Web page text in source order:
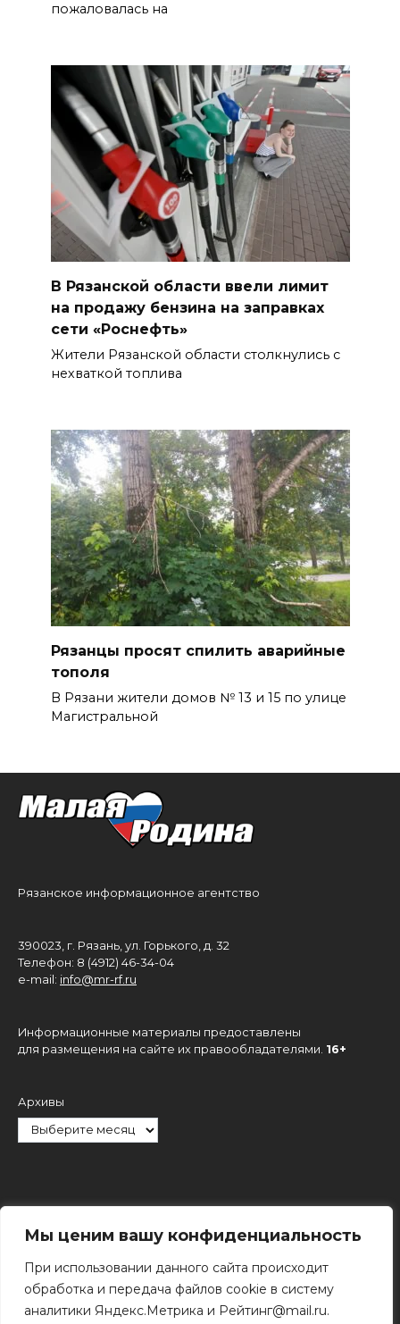
Мы ценим вашу конфиденциальность
При использовании данного сайта происходит
обработка и передача файлов cookie в систему
аналитики Яндекс.Метрика и Рейтинг@mail.ru.
пожаловалась на
В Рязанской области ввели лимит
на продажу бензина на заправках
сети «Роснефть»
Жители Рязанской области столкнулись с
нехваткой топлива
Рязанцы просят спилить аварийные
тополя
В Рязани жители домов № 13 и 15 по улице
Магистральной
Рязанское информационное агентство
390023, г. Рязань, ул. Горького, д. 32
Телефон: 8 (4912) 46-34-04
e-mail: info@mr-rf.ru
Информационные материалы предоставлены
для размещения на сайте их правообладателями. 16+
Архивы